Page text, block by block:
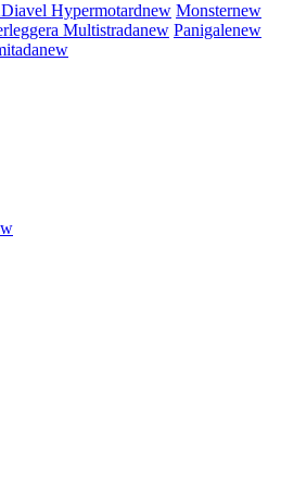
Hypermotardnew Monsternew
Multistradanew Panigalenew
new